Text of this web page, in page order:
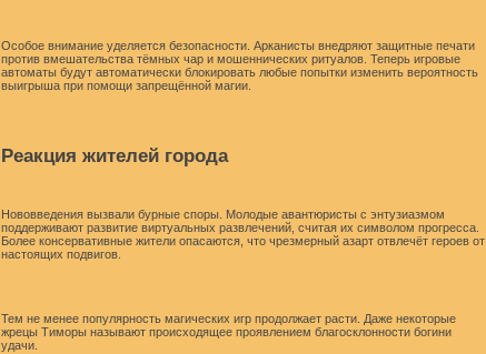
Особое внимание уделяется безопасности. Арканисты внедряют защитные печати
против вмешательства тёмных чар и мошеннических ритуалов. Теперь игровые
автоматы будут автоматически блокировать любые попытки изменить вероятность
выигрыша при помощи запрещённой магии.
Реакция жителей города
Нововведения вызвали бурные споры. Молодые авантюристы с энтузиазмом
поддерживают развитие виртуальных развлечений, считая их символом прогресса.
Более консервативные жители опасаются, что чрезмерный азарт отвлечёт героев от
настоящих подвигов.
Тем не менее популярность магических игр продолжает расти. Даже некоторые
жрецы Тиморы называют происходящее проявлением благосклонности богини
удачи.